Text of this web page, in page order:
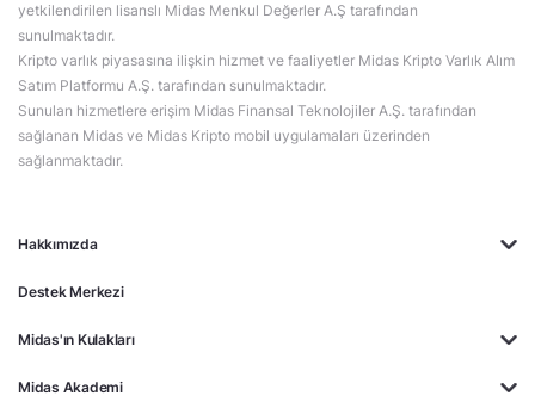
Hakkımızda
Destek Merkezi
Midas'ın Kulakları
Midas Akademi
yetkilendirilen lisanslı Midas Menkul Değerler A.Ş tarafından
sunulmaktadır.
Kripto varlık piyasasına ilişkin hizmet ve faaliyetler Midas Kripto Varlık Alım
Satım Platformu A.Ş. tarafından sunulmaktadır.
Sunulan hizmetlere erişim Midas Finansal Teknolojiler A.Ş. tarafından
sağlanan Midas ve Midas Kripto mobil uygulamaları üzerinden
sağlanmaktadır.